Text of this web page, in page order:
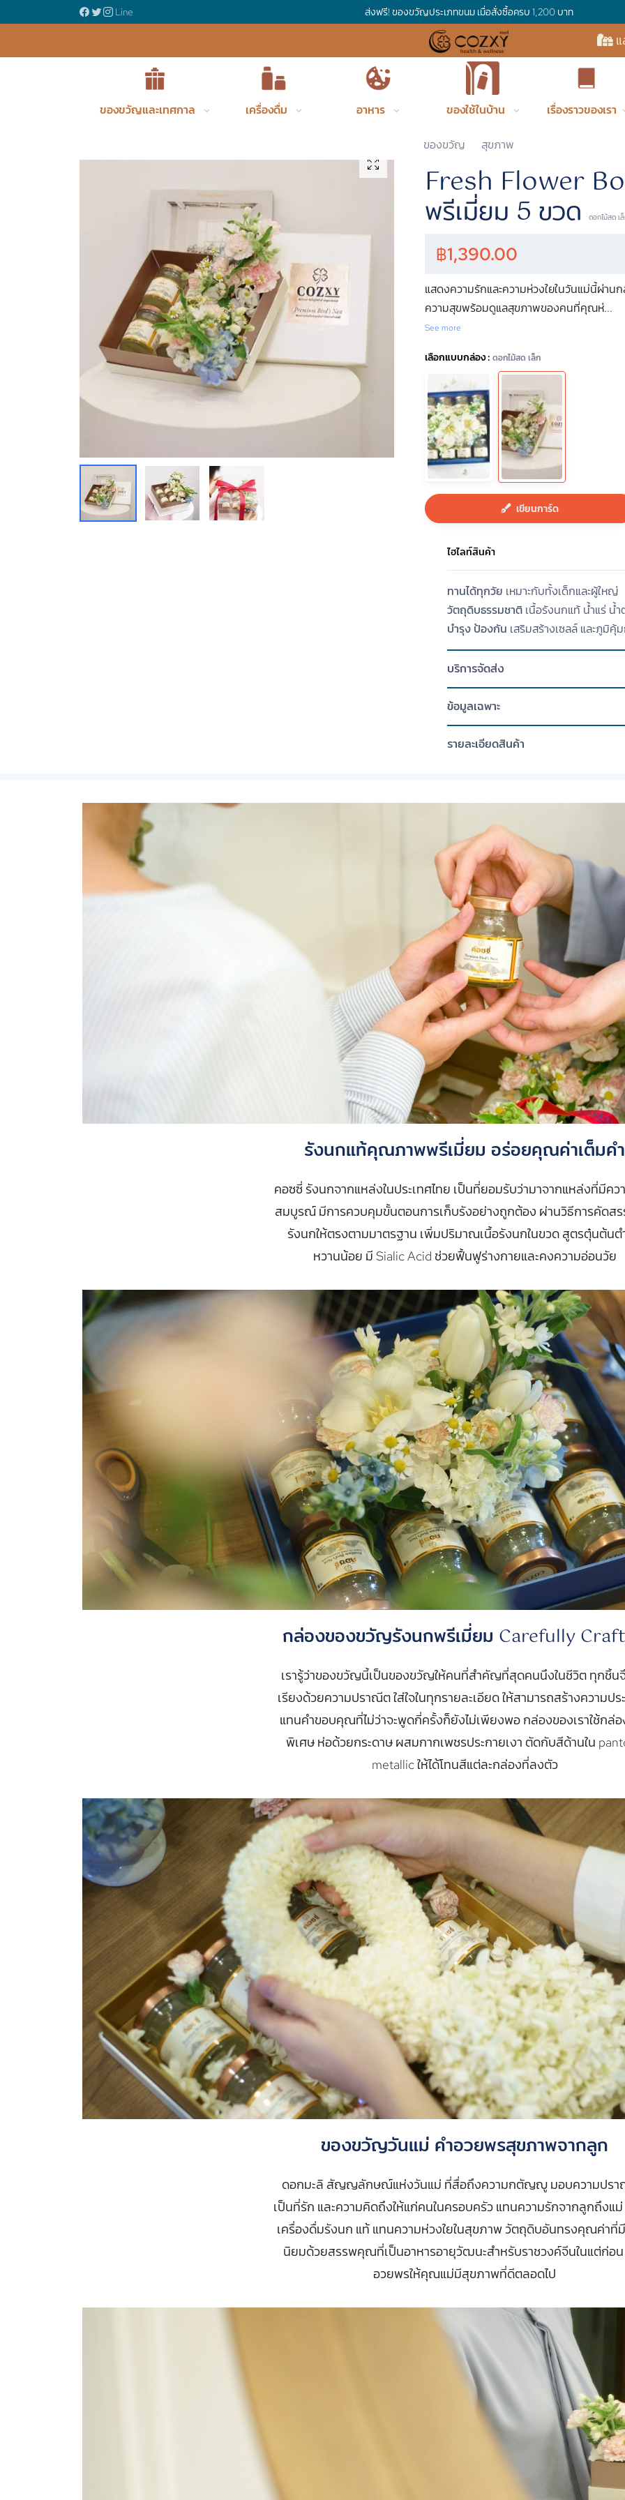
Line ส่งฟรี! สินค้ารังนก เมื่อสั่งครบ 500 บาท
ของขวัญและเทศกาล เครื่องดื่ม อาหาร ของใช้ในบ้าน เรื่องราวของเรา
ของขวัญ สุขภาพ
Product
COZXY
Fresh Flower
พรีเมี่ยม 5 ขวด ดอกไม้สด เ
฿1,390.00
แสดงความรักและความห่วงใยในวันแม่นี้ผ่
ความสุขพร้อมดูแลสุขภาพของคนที่คุณห่...
See more
เลือกแบบกล่อง : ดอกไม้สด เล็ก
เขียนการ์ด
ไฮไลท์สินค้า
ทานได้ทุกวัย เหมาะกับทั้งเด็กและผู้ใหญ่
วัตถุดิบธรรมชาติ เนื้อรังนกแท้ น้ำแร่ น้
บำรุง ป้องกัน เสริมสร้างเซลล์ และภูมิคุ้
บริการจัดส่ง
ข้อมูลเฉพาะ
รายละเอียดสินค้า
รังนกแท้คุณภาพพรีเมี่ยม อร่อยคุณค่าเต็มคำ
คอซซี่ รังนกจากแหล่งในประเทศไทย เป็นที่ยอมรับว่ามาจากแหล่งที่มีคว
สมบูรณ์ มีการควบคุมขั้นตอนการเก็บรังอย่างถูกต้อง ผ่านวิธีการคัดสร
รังนกให้ตรงตามมาตรฐาน เพิ่มปริมาณเนื้อรังนกในขวด สูตรตุ๋นต้นต
หวานน้อย มี Sialic Acid ช่วยฟื้นฟูร่างกายและคงความอ่อนวัย
กล่องของขวัญรังนกพรีเมี่ยม Carefully
เรารู้ว่าของขวัญนี้เป็นของขวัญให้คนที่สำคัญที่สุดคนนึงในชีวิต ทุกชิ้น
เรียงด้วยความปราณีต ใส่ใจในทุกรายละเอียด ให้สามารถสร้างความปร
แทนคำขอบคุณที่ไม่ว่าจะพูดกี่ครั้งก็ยังไม่เพียงพอ กล่องของเราใช้กล่
พิเศษ ห่อด้วยกระดาษ ผสมกากเพชรประกายเงา ตัดกับสีด้านใน
metallic ให้ได้โทนสีแต่ละกล่องที่ลงตัว
ของขวัญวันแม่ คำอวยพรสุขภาพจากลูก
ดอกมะลิ สัญญลักษณ์แห่งวันแม่ ที่สื่อถึงความกตัญญู มอบความปรา
เป็นที่รัก และความคิดถึงให้แก่คนในครอบครัว แทนความรักจากลูกถึงแ
เครื่องดื่มรังนก แท้ แทนความห่วงใยในสุขภาพ วัตถุดิบอันทรงคุณค่าที่
นิยมด้วยสรรพคุณที่เป็นอาหารอายุวัฒนะสำหรับราชวงค์จีนในแต่ก่อน
อวยพรให้คุณแม่มีสุขภาพที่ดีตลอดไป